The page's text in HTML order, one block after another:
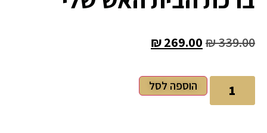
₪339.00
₪269.00
הוספה לסל